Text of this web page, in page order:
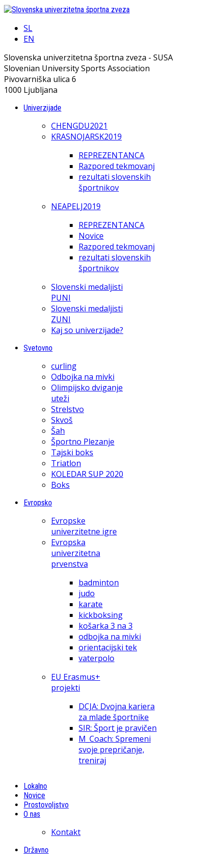
SL
EN
Slovenska univerzitetna športna zveza - SUSA
Slovenian University Sports Association
Pivovarniška ulica 6
1000 Ljubljana
Univerzijade
CHENGDU2021
KRASNOJARSK2019
REPREZENTANCA
Razpored tekmovanj
rezultati slovenskih
športnikov
NEAPELJ2019
REPREZENTANCA
Novice
Razpored tekmovanj
rezultati slovenskih
športnikov
Slovenski medaljisti
PUNI
Slovenski medaljisti
ZUNI
Kaj so univerzijade?
Svetovno
curling
Odbojka na mivki
Olimpijsko dviganje
uteži
Strelstvo
Skvoš
Šah
Športno Plezanje
Tajski boks
Triatlon
KOLEDAR SUP 2020
Boks
Evropsko
Evropske
univerzitetne igre
Evropska
univerzitetna
prvenstva
badminton
judo
karate
kickboksing
košarka 3 na 3
odbojka na mivki
orientacijski tek
vaterpolo
EU Erasmus+
projekti
DCJA: Dvojna kariera
za mlade športnike
SIR: Šport je pravičen
M_Coach: Spremeni
svoje prepričanje,
treniraj
Lokalno
Novice
Prostovoljstvo
O nas
Kontakt
Državno